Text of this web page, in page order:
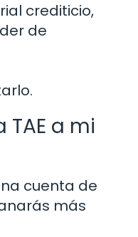
crediticio,
de
a mi
cuenta de
más